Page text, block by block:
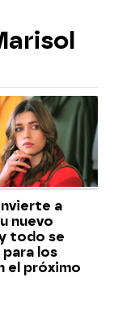
a
nuevo
todo se
los
el próximo